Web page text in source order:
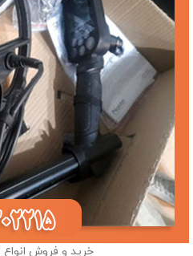
خرید و فروش